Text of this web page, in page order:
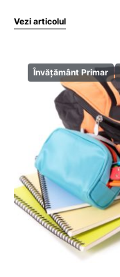
Vezi articolul
Învățământ Primar